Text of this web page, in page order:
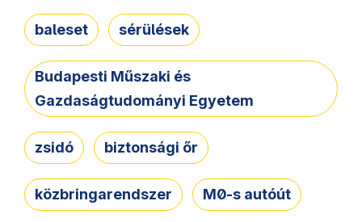
baleset sérülések
Budapesti Műszaki és
Gazdaságtudományi Egyetem
zsidó biztonsági őr
közbringarendszer M0-s autóút